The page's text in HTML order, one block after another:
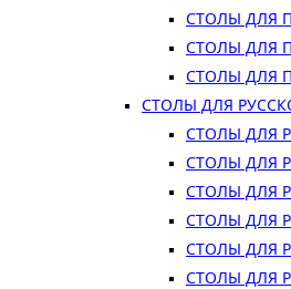
СТОЛЫ ДЛЯ
СТОЛЫ ДЛЯ
СТОЛЫ ДЛЯ
СТОЛЫ ДЛЯ
СТОЛЫ ДЛЯ
СТОЛЫ ДЛЯ
СТОЛЫ ДЛЯ
СТОЛЫ ДЛЯ
СТОЛЫ ДЛЯ
СТОЛЫ ДЛЯ